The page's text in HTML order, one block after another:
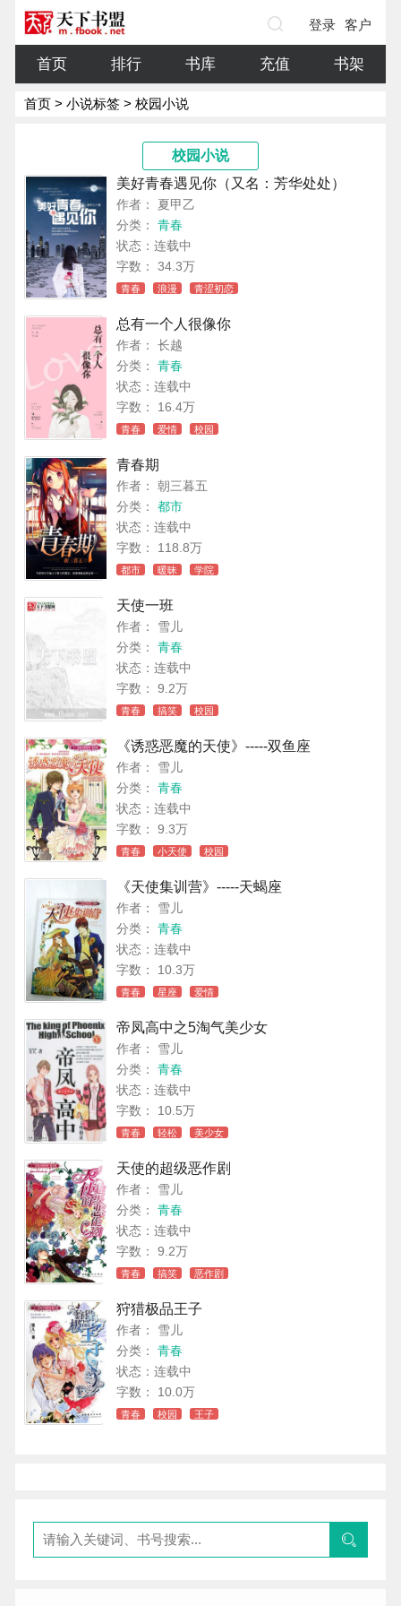
登录 客户
端
首页 排行 书库 充值 书架
首页 > 小说标签 > 校园小说
校园小说
美好青春遇见你（又名：芳华处处）
作者： 夏甲乙
分类： 青春
状态：连载中
字数： 34.3万
青春 浪漫 青涩初恋
总有一个人很像你
作者： 长越
分类： 青春
状态：连载中
字数： 16.4万
青春 爱情 校园
青春期
作者： 朝三暮五
分类： 都市
状态：连载中
字数： 118.8万
都市 暖昧 学院
天使一班
作者： 雪儿
分类： 青春
状态：连载中
字数： 9.2万
青春 搞笑 校园
《诱惑恶魔的天使》-----双鱼座
作者： 雪儿
分类： 青春
状态：连载中
字数： 9.3万
青春 小天使 校园
《天使集训营》-----天蝎座
作者： 雪儿
分类： 青春
状态：连载中
字数： 10.3万
青春 星座 爱情
帝凤高中之5淘气美少女
作者： 雪儿
分类： 青春
状态：连载中
字数： 10.5万
青春 轻松 美少女
天使的超级恶作剧
作者： 雪儿
分类： 青春
状态：连载中
字数： 9.2万
青春 搞笑 恶作剧
狩猎极品王子
作者： 雪儿
分类： 青春
状态：连载中
字数： 10.0万
青春 校园 王子